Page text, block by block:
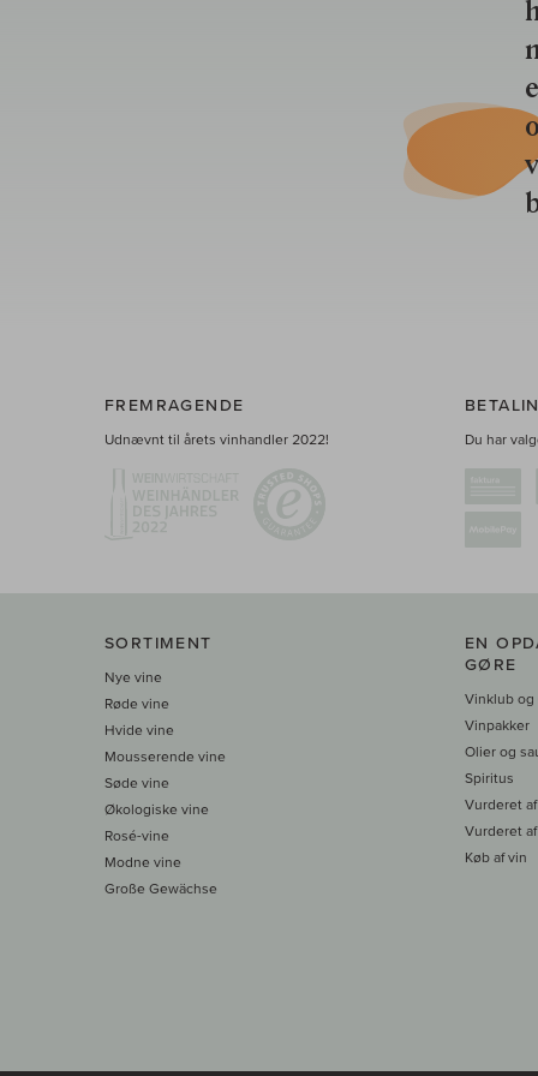
FREMRAGENDE
Udnævnt til årets vinhandler 2022! Du har
SORTIMENT
Nye vine
Røde vine
Hvide vine
Mousserende vine
Søde vine
Økologiske vine
Rosé-vine
Modne vine
Große Gewächse
EN
GØRE
Vinklub og
Vinpakker
Olier og
Spiritus
Vurderet
Vurderet
Køb af vin